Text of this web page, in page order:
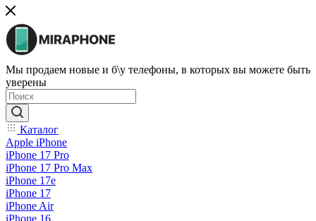
Мы продаем новые и б\у телефоны, в которых вы можете быть
уверены
Каталог
Apple iPhone
iPhone 17 Pro
iPhone 17 Pro Max
iPhone 17e
iPhone 17
iPhone Air
iPhone 16